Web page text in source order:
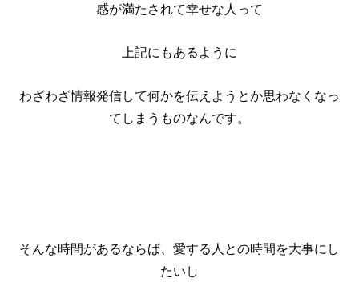
感が満たされて幸せな人って
上記にもあるように
わざわざ情報発信して何かを伝えようとか思わなくなっ
てしまうものなんです。
そんな時間があるならば、愛する人との時間を大事にし
たいし